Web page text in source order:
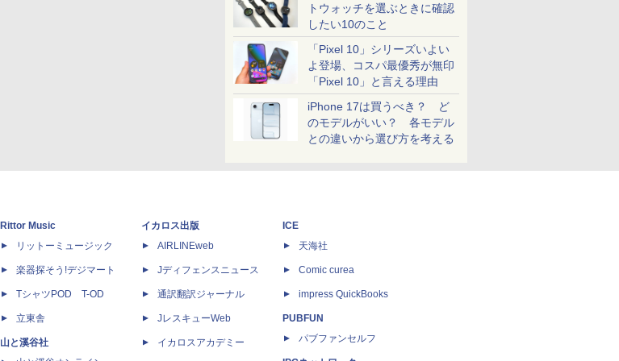
トウォッチを選ぶときに確認
したい10のこと
「Pixel 10」シリーズいよい
よ登場、コスパ最優秀が無印
「Pixel 10」と言える理由
iPhone 17は買うべき？ ど
のモデルがいい？ 各モデル
との違いから選び方を考える
Rittor Music
リットーミュージック
楽器探そう!デジマート
TシャツPOD T-OD
立東舎
山と溪谷社
イカロス出版
AIRLINEweb
Jディフェンスニュース
通訳翻訳ジャーナル
JレスキューWeb
イカロスアカデミー
ICE
天海社
Comic curea
impress QuickBooks
PUBFUN
パブファンセルフ